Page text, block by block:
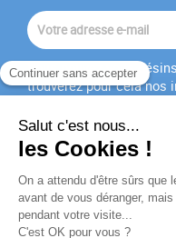
Vous pouvez vous
trouverez pour cela nos
J'accepte lesconditions
confidentialité
PRODUITS